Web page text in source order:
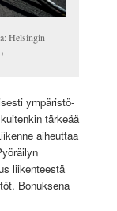
Helsingin
ympäristö-
tärkeää
aiheuttaa
liikenteestä
Bonuksena